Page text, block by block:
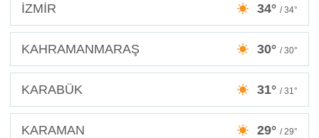
İZMİR 34° / 34°
KAHRAMANMARAŞ 30° / 30°
KARABÜK 31° / 31°
KARAMAN 29° / 29°